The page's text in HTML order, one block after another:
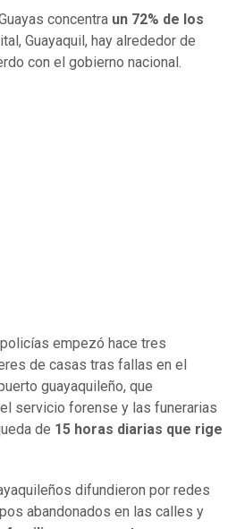
concentra un 72% de los
Guayaquil, hay alrededor de
con el gobierno nacional.
empezó hace tres
de casas tras fallas en el
guayaquileño, que
servicio forense y las funerarias
de 15 horas diarias que rige
difundieron por redes
abandonados en las calles y